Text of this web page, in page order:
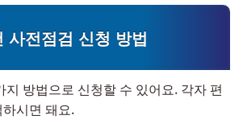
사전점검 신청 방법
지 방법으로 신청할 수 있어요. 각자 편
시면 돼요.